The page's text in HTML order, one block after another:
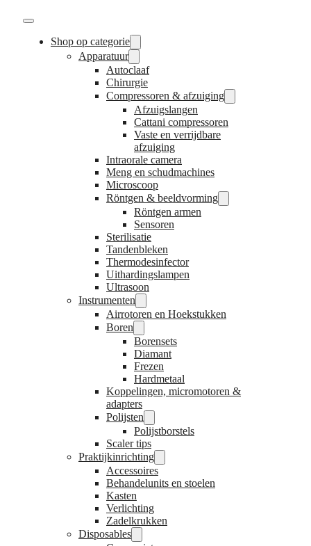
Shop op categorie
Apparatuur
Autoclaaf
Chirurgie
Compressoren & afzuiging
Afzuigslangen
Cattani compressoren
Vaste en verrijdbare
afzuiging
Intraorale camera
Meng en schudmachines
Microscoop
Röntgen & beeldvorming
Röntgen armen
Sensoren
Sterilisatie
Tandenbleken
Thermodesinfector
Uithardingslampen
Ultrasoon
Instrumenten
Airrotoren en Hoekstukken
Boren
Borensets
Diamant
Frezen
Hardmetaal
Koppelingen, micromotoren &
adapters
Polijsten
Polijstborstels
Scaler tips
Praktijkinrichting
Accessoires
Behandelunits en stoelen
Kasten
Verlichting
Zadelkrukken
Disposables